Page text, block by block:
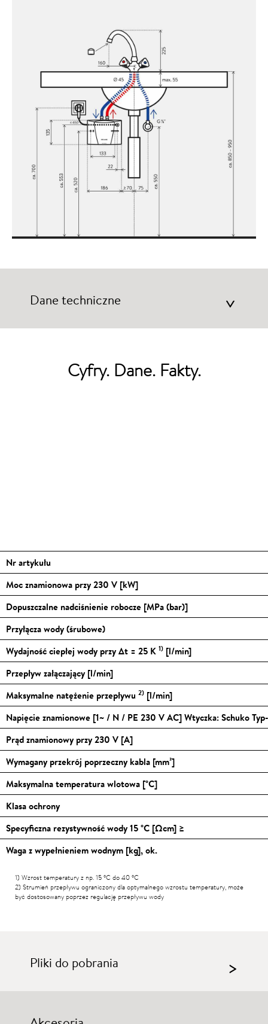
Dane techniczne >
Cyfry. Dane. Fakty.
Nr artykułu
Moc znamionowa przy 230 V [kW]
Dopuszczalne nadciśnienie robocze [MPa (bar)]
Przyłącza wody (śrubowe)
Wydajność ciepłej wody przy Δt = 25 K 1) [l/min]
Przepływ załączający [l/min]
Maksymalne natężenie przepływu 2) [l/min]
Napięcie znamionowe [1~ / N / PE 230 V AC] Wtyczka: Schuko
Prąd znamionowy przy 230 V [A]
Wymagany przekrój poprzeczny kabla [mm²]
Maksymalna temperatura wlotowa [°C]
Klasa ochrony
Specyficzna rezystywność wody 15°C [Ωcm] ≥
Waga z wypełnieniem wodnym [kg], ok.
1) Wzrost temperatury z np. 15°Cdo 40°C
2) Strumień przepływu ograniczony dla optymalnego wzrostu temperatury, może
być dostosowany poprzez regulację przepływu wody
Pliki do pobrania >